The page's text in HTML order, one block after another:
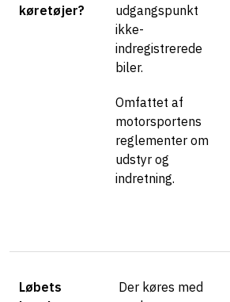
køretøjer?
udgangspunkt
ikke-
indregistrerede
biler.
Omfattet af
motorsportens
reglementer om
udstyr og
indretning.
Løbets
Der køres med